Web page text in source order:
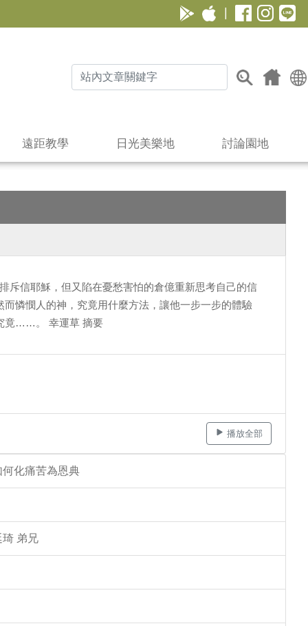
遠距教學 日光美樂地 討論園地
斥信耶穌，但又陷在憂愁害怕的倉億重新思考自己的信
憐憫人的神，究竟用什麼方法，讓他一步一步的體驗
竟……。 幸運草 摘要
播放全部
化痛苦為恩典
弟兄